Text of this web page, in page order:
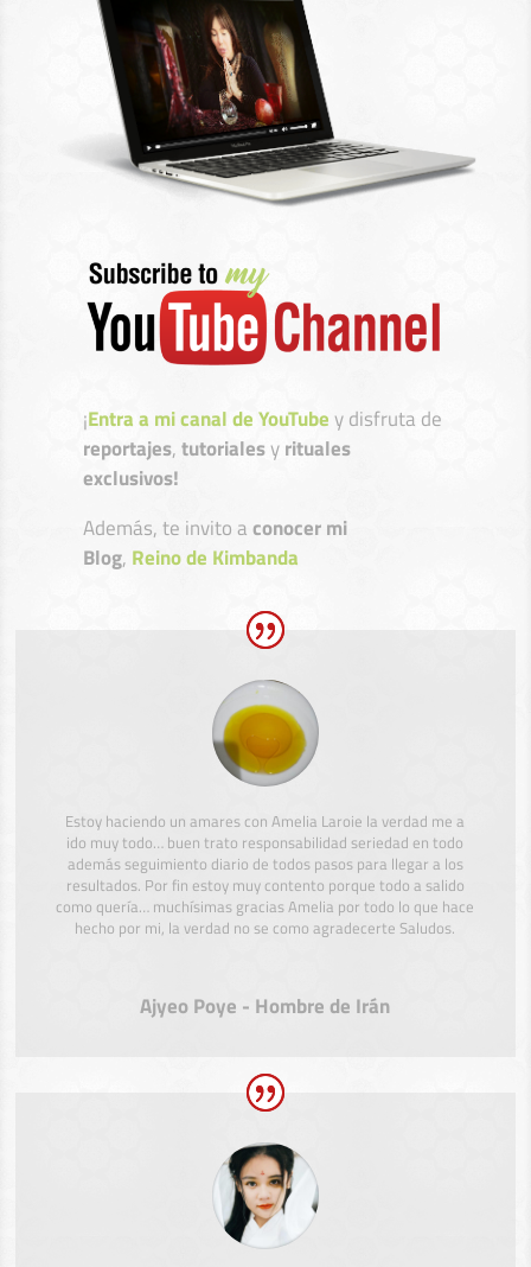
¡Entra a mi canal de YouTubey disfruta de
reportajes,tutorialesyrituales
exclusivos!
Además, te invito aconocer mi
Blog, Reino de Kimbanda
Estoy haciendo un amares con Amelia Laroie la verdad me a
ido muy todo… buen trato responsabilidad seriedad en todo
además seguimiento diario de todos pasos para llegar a los
resultados. Por fin estoy muy contento porque todo a salido
como quería… muchísimas gracias Amelia por todo lo que hace
hecho por mi, la verdad no se como agradecerte Saludos.
Ajyeo Poye - Hombre de Irán